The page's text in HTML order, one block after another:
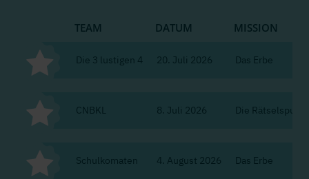
TEAM DATUM MISSION
Die 3 lustigen 4 20. Juli 2026 Das Erbe
CNBKL 8. Juli 2026 Die Rätselspur
Schulkomaten 4. August 2026 Das Erbe